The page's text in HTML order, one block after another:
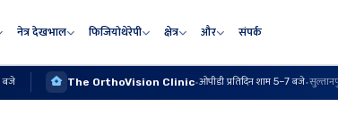
नेत्र देखभाल फिजियोथेरेपी क्षेत्र और संपर्क
बजे The OrthoVision Clinic·ओपीडी प्रतिदिन शाम 5–7 बजे·